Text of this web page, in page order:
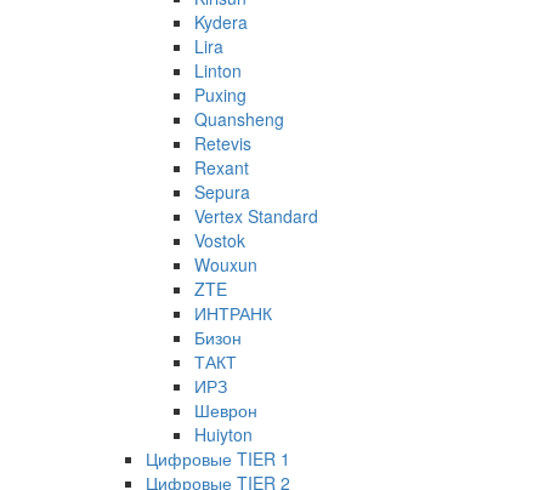
Kydera
Lira
Linton
Puxing
Quansheng
Retevis
Rexant
Sepura
Vertex Standard
Vostok
Wouxun
ZTE
ИНТРАНК
Бизон
ТАКТ
ИРЗ
Шеврон
Huiyton
Цифровые TIER 1
Цифровые TIER 2